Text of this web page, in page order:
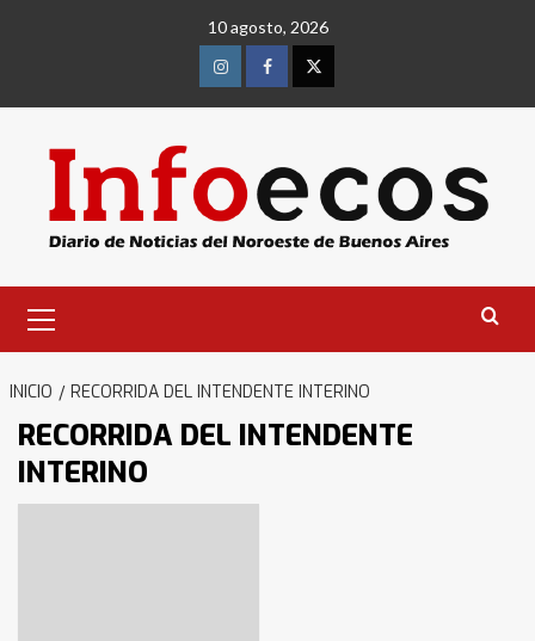
10 agosto, 2026
InstagramFacebookTwitter
primario
INICIO RECORRIDA DEL INTENDENTE INTERINO
RECORRIDA DEL INTENDENTE
INTERINO